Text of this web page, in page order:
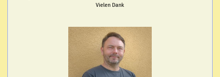
Vielen Dank